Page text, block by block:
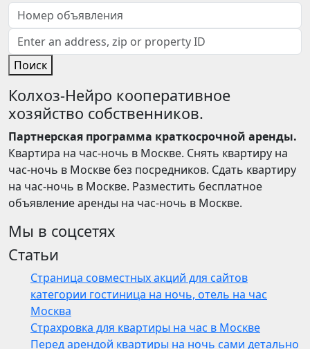
Поиск
Колхоз-Нейро кооперативное
хозяйство собственников.
Партнерская программа краткосрочной аренды.
Квартира на час-ночь в Москве. Снять квартиру на
час-ночь в Москве без посредников. Сдать квартиру
на час-ночь в Москве. Разместить бесплатное
объявление аренды на час-ночь в Москве.
Мы в соцсетях
Статьи
Страница совместных акций для сайтов
категории гостиница на ночь, отель на час
Москва
Страхровка для квартиры на час в Москве
Перед арендой квартиры на ночь сами детально